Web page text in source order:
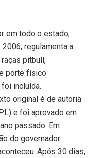
em todo o estado,
regulamenta a
pitbull,
porte físico
incluída.
original é de autoria
e foi aprovado em
passado. Em
do governador
Após 30 dias,